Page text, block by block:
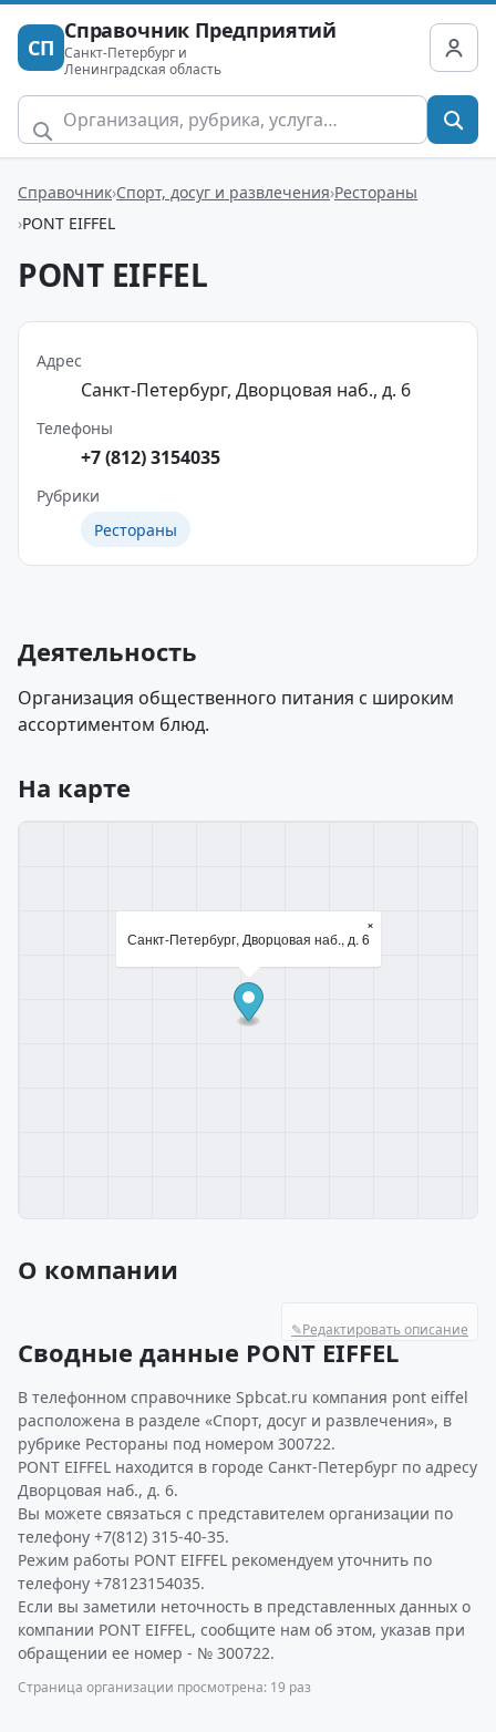
СП
Справочник Предприятий
Санкт-Петербург и
Ленинградская область
Справочник Спорт, досуг и развлечения Рестораны
PONT EIFFEL
PONT EIFFEL
Адрес
Санкт-Петербург, Дворцовая наб., д. 6
Телефоны
+7 (812) 3154035
Рубрики
Рестораны
Деятельность
Организация общественного питания с широким
ассортиментом блюд.
На карте
Санкт-Петербург, Дворцовая наб., д. 6
×
О компании
✎Редактировать описание
Сводные данные PONT EIFFEL
В телефонном справочнике Spbcat.ru компания pont eiffel
расположена в разделе «Спорт, досуг и развлечения», в
рубрике Рестораны под номером 300722.
PONT EIFFEL находится в городе Санкт-Петербург по адресу
Дворцовая наб., д. 6.
Вы можете связаться с представителем организации по
телефону +7(812) 315-40-35.
Режим работы PONT EIFFEL рекомендуем уточнить по
телефону +78123154035.
Если вы заметили неточность в представленных данных о
компании PONT EIFFEL, сообщите нам об этом, указав при
обращении ее номер - № 300722.
Страница организации просмотрена: 19 раз